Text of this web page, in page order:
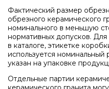
Фактический размер
обрезного керамического
номинального в меньшую
нормативных допусков.
в каталоге, этикетке
используется
указан на упаковке
Отдельные партии